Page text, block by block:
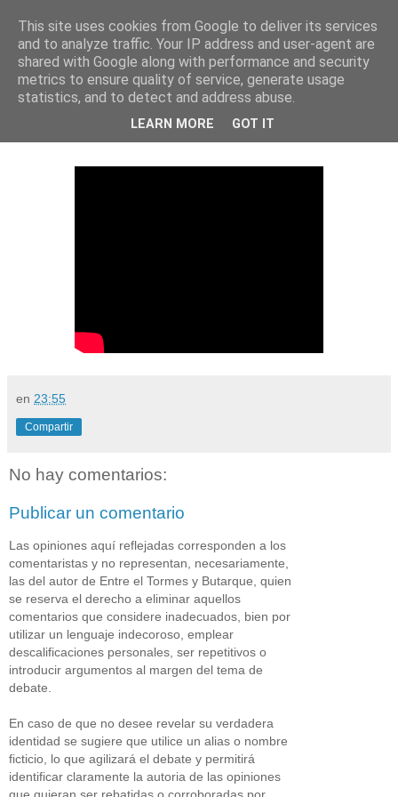
Juan Pablo II en Alba de Tormes
en 23:55
Compartir
No hay comentarios:
Publicar un comentario
Las opiniones aquí reflejadas corresponden a los
comentaristas y no representan, necesariamente,
las del autor de Entre el Tormes y Butarque, quien
se reserva el derecho a eliminar aquellos
comentarios que considere inadecuados, bien por
utilizar un lenguaje indecoroso, emplear
descalificaciones personales, ser repetitivos o
introducir argumentos al margen del tema de
debate.
En caso de que no desee revelar su verdadera
identidad se sugiere que utilice un alias o nombre
ficticio, lo que agilizará el debate y permitirá
identificar claramente la autoria de las opiniones
que quieran ser rebatidas o corroboradas por
This site uses cookies from Google to deliver its services
and to analyze traffic. Your IP address and user-agent are
shared with Google along with performance and security
metrics to ensure quality of service, generate usage
statistics, and to detect and address abuse.
LEARN MORE GOT IT